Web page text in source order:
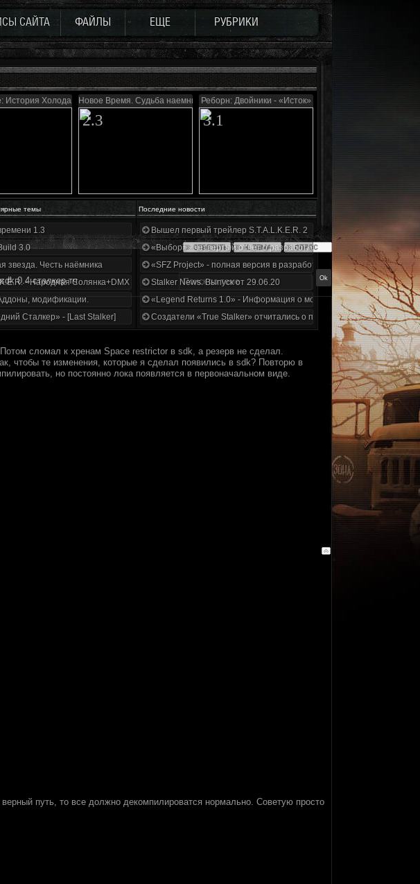
САЙТА ФАЙЛЫ ЕЩЕ РУБРИКИ
История Холода Новое Время. Судьба наемника
2.3
Реборн: Двойники - «Исток»
3.1
темы Последние новости
сюжет | Разбор трейлера
1.3
3.0
звезда. Честь наёмника
- Народная Солянка+DMX 1.3.5.ООП.МА.К.
модификации.
Сталкер» - [Last Stalker]
Вышел первый трейлер S.T.A.L.K.E.R. 2
«Выбор» - четвертый отчет о разработке!
«SFZ Project» - полная версия в разработке!
Stalker News. Выпуск от 29.06.20
«Legend Returns 1.0» - Информация о моде за июнь 2020
Создатели «True Stalker» отчитались о проделанной работе
0.4 сталкер тч
сломал к хренам Space restrictor в sdk, а резерв не сделал.
чтобы те изменения, которые я сделал появились в sdk? Повторю в
но постоянно лока появляется в первоначальном виде.
путь, то все должно декомпилироватся нормально. Советую просто